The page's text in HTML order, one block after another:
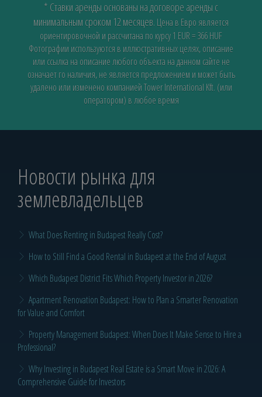
* Ставки аренды основаны на договоре аренды с
минимальным сроком 12 месяцев. Цена в Евро является
ориентировочной и рассчитана по курсу 1 EUR = 366 HUF
Фотографии используются в иллюстративных целях, описание
или ссылка на описание любого объекта на данном сайте не
означает го наличия, не является предложением и может быть
удалено или изменено компанией Tower International Kft. (или
оператором) в любое время
Новости рынка для
землевладельцев
What Does Renting in Budapest Really Cost?
How to Still Find a Good Rental in Budapest at the End of August
Which Budapest District Fits Which Property Investor in 2026?
Apartment Renovation Budapest: How to Plan a Smarter Renovation
for Value and Comfort
Property Management Budapest: When Does It Make Sense to Hire a
Professional?
Why Investing in Budapest Real Estate is a Smart Move in 2026: A
Comprehensive Guide for Investors